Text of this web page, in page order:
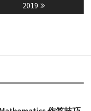
2019